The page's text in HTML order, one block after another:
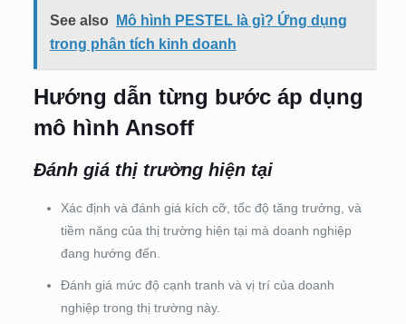
See also
Mô hình PESTEL là gì? Ứng dụng
trong phân tích kinh doanh
Hướng dẫn từng bước áp dụng
mô hình Ansoff
Đánh giá thị trường hiện tại
Xác định và đánh giá kích cỡ, tốc độ tăng trưởng, và
tiềm năng của thị trường hiện tại mà doanh nghiệp
đang hướng đến.
Đánh giá mức độ cạnh tranh và vị trí của doanh
nghiệp trong thị trường này.